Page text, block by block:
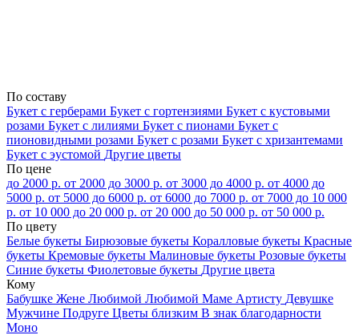
По составу
Букет с герберами Букет с гортензиями Букет с кустовыми
розами Букет с лилиями Букет с пионами Букет с
пионовидными розами Букет с розами Букет с хризантемами
Букет с эустомой Другие цветы
По цене
до 2000 р. от 2000 до 3000 р. от 3000 до 4000 р. от 4000 до
5000 р. от 5000 до 6000 р. от 6000 до 7000 р. от 7000 до 10 000
р. от 10 000 до 20 000 р. от 20 000 до 50 000 р. от 50 000 р.
По цвету
Белые букеты Бирюзовые букеты Коралловые букеты Красные
букеты Кремовые букеты Малиновые букеты Розовые букеты
Синие букеты Фиолетовые букеты Другие цвета
Кому
Бабушке Жене Любимой Любимой Маме Артисту Девушке
Мужчине Подруге Цветы близким В знак благодарности
Моно